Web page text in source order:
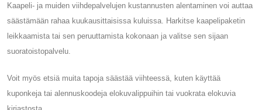
Kaapeli- ja muiden viihdepalvelujen kustannusten alentaminen voi auttaa
säästämään rahaa kuukausittaisissa kuluissa. Harkitse kaapelipaketin
leikkaamista tai sen peruuttamista kokonaan ja valitse sen sijaan
suoratoistopalvelu.
Voit myös etsiä muita tapoja säästää viihteessä, kuten käyttää
kuponkeja tai alennuskoodeja elokuvalippuihin tai vuokrata elokuvia